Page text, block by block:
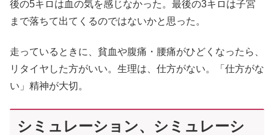
後の5キロは血の気を感じなかった。最後の3キロは子宮
まで落ちて出てくるのではないかと思った。
走っているときに、貧血や腹痛・腰痛がひどくなったら、
リタイヤした方がいい。生理は、仕方がない。「仕方がな
い」精神が大切。
シミュレーション、シミュレーシ